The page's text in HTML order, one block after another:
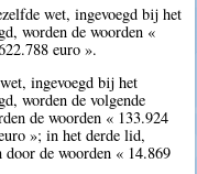
wet, ingevoegd bij het
worden de woorden «
euro ».
ingevoegd bij het
worden de volgende
de woorden « 133.924
»; in het derde lid,
door de woorden « 14.869